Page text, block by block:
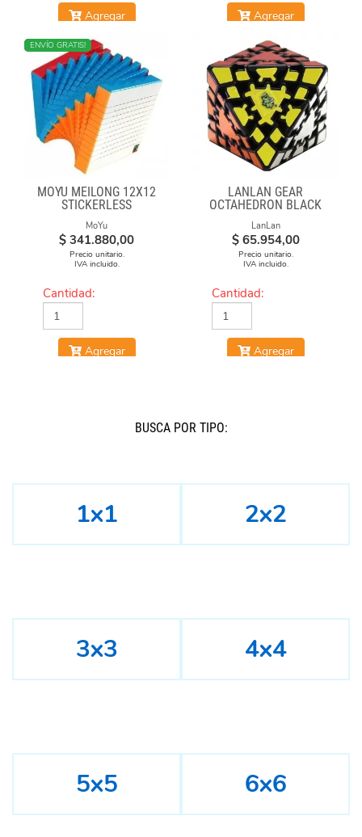
Agregar Agregar
NUEVO
ENVÍO GRATIS!
MOYU MEILONG 12X12
STICKERLESS
MoYu
$ 341.880,00
Precio unitario.
IVA incluido.
Cantidad:
Agregar
LANLAN GEAR
OCTAHEDRON BLACK
LanLan
$ 65.954,00
Precio unitario.
IVA incluido.
Cantidad:
Agregar
BUSCÁ POR TIPO:
1x1 2x2
3x3 4x4
5x5 6x6